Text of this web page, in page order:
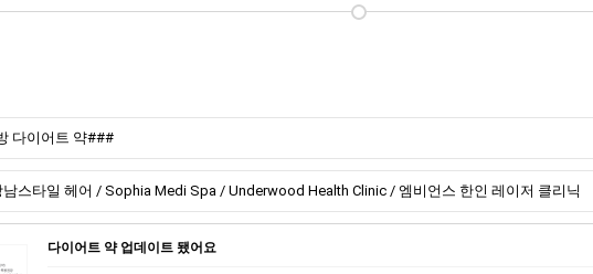
다이어트 약###
남스타일 헤어 / Sophia Medi Spa / Underwood Health Clinic / 엠비언스 한인 레이저 클리닉
다이어트 약 업데이트 됐어요